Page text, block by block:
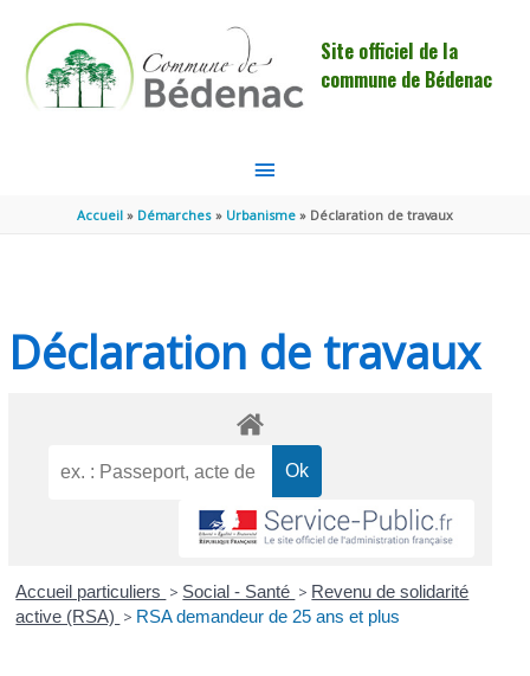
Site officiel de la
commune de Bédenac
MENU
PRINCIPAL
Accueil Démarches Urbanisme Déclaration de travaux
Déclaration de travaux
Accueil particuliers > Social - Santé > Revenu de solidarité
active (RSA) > RSA demandeur de 25 ans et plus